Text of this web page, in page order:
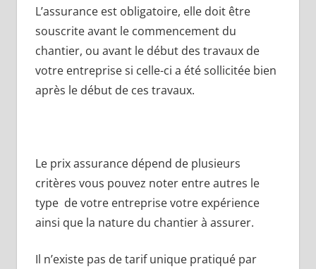
L’assurance est obligatoire, elle doit être
souscrite avant le commencement du
chantier, ou avant le début des travaux de
votre entreprise si celle-ci a été sollicitée bien
après le début de ces travaux.
Le prix assurance dépend de plusieurs
critères vous pouvez noter entre autres le
type de votre entreprise votre expérience
ainsi que la nature du chantier à assurer.
Il n’existe pas de tarif unique pratiqué par